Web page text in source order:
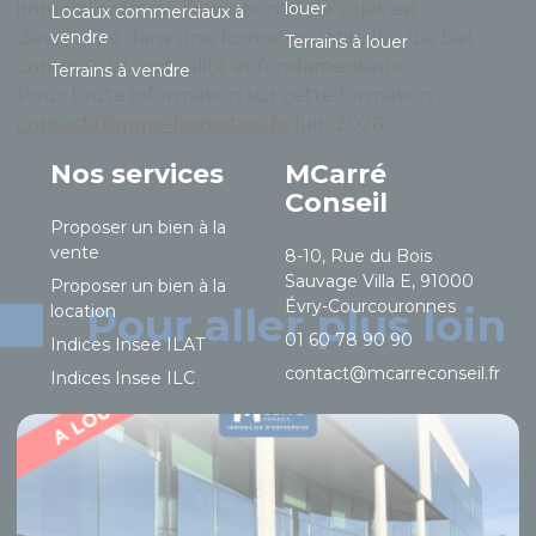
immobilierImmo-formation.fr. Ce sujet est
développé dans une formation intitulée "Le bail
commercial : actualité et fondamentaux »".
Pour aller plus loin
Locaux commerciaux à
vendre
Terrains à vendre
louer
Terrains à louer
Nos services
Proposer un bien à la
vente
Proposer un bien à la
location
Indices Insee ILAT
Indices Insee ILC
MCarré
Conseil
8-10, Rue du Bois
Sauvage Villa E, 91000
Évry-Courcouronnes
01 60 78 90 90
contact@mcarreconseil.fr